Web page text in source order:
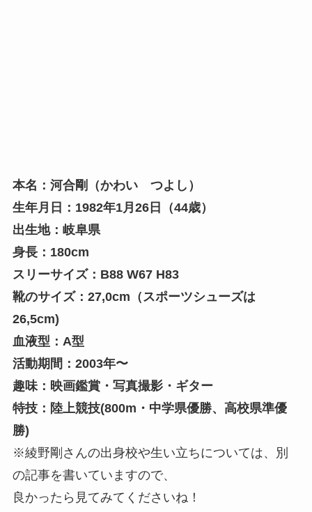
本名：河合剛（かわい つよし）
生年月日：1982年1月26日（44歳）
出生地：岐阜県
身長：180cm
スリーサイズ：B88 W67 H83
靴のサイズ：27,0cm（スポーツシューズは
26,5cm)
血液型：A型
活動期間：2003年〜
趣味：映画鑑賞・写真撮影・ギター
特技：陸上競技(800m・中学県優勝、高校県準優
勝)
※綾野剛さんの出身校や生い立ちについては、別
の記事を書いていますので、
良かったら見てみてくださいね！